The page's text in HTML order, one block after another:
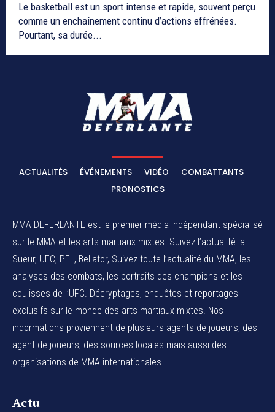
Le basketball est un sport intense et rapide, souvent perçu
comme un enchaînement continu d’actions effrénées.
Pourtant, sa durée...
ACTUALITÉS ÉVÉNEMENTS VIDÉO
COMBATTANTS
PRONOSTICS
MMA DEFERLANTE est le premier média indépendant spécialisé
sur le MMA et les arts martiaux mixtes. Suivez l’actualité la
Sueur, UFC, PFL, Bellator, Suivez toute l’actualité du MMA, les
analyses des combats, les portraits des champions et les
coulisses de l’UFC. Décryptages, enquêtes et reportages
exclusifs sur le monde des arts martiaux mixtes. Nos
indormations proviennent de plusieurs agents de joueurs, des
agent de joueurs, des sources locales mais aussi des
organisations de MMA internationales.
Actu